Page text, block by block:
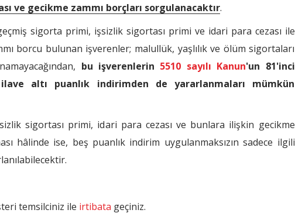
ve gecikme zammı borçları sorgulanacaktır.
sigorta primi, işsizlik sigortası primi ve idari para cezası ile
borcu bulunan işverenler; malullük, yaşlılık ve ölüm sigortaları
bu işverenlerin 5510 sayılı Kanun'un 81'inci
altı puanlık indirimden de yararlanmaları mümkün
sigortası primi, idari para cezası ve bunlara ilişkin gecikme
hâlinde ise, beş puanlık indirim uygulanmaksızın sadece ilgili
temsilciniz ile irtibata geçiniz.